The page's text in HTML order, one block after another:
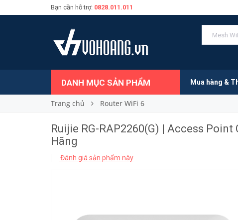
Bạn cần hỗ trợ: 0828.011.011
DANH MỤC SẢN PHẨM Mua hàng &
Trang chủ Router WiFi 6
Ruijie RG-RAP2260(G) | Access
Hãng
Đánh giá sản phẩm này